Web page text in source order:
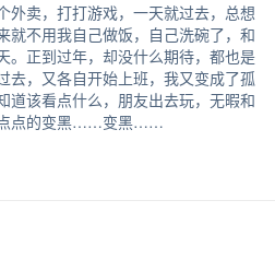
外卖，打打游戏，一天就过去，总想
就不用我自己做饭，自己洗碗了，和
。正到过年，却没什么期待，都也是
去，又各自开始上班，我又变成了孤
道该看点什么，朋友出去玩，无暇和
点点的变黑……变黑……